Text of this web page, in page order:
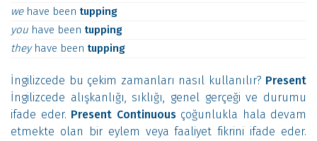
we have been tupping
you have been tupping
they have been tupping
İngilizcede bu çekim zamanları nasıl kullanılır? Present
İngilizcede alışkanlığı, sıklığı, genel gerçeği ve durumu
ifade eder. Present Continuousçoğunlukla hala devam
etmekte olan bir eylem veya faaliyet fikrini ifade eder.